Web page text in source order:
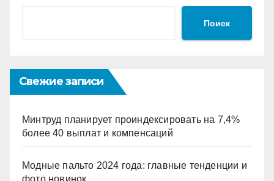
Поиск
Свежие записи
Минтруд планирует проиндексировать на 7,4%
более 40 выплат и компенсаций
Модные пальто 2024 года: главные тенденции и
фото новинок